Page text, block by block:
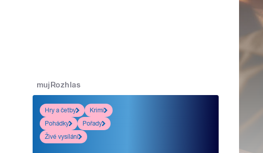
mujRozhlas
Hry a četby
Krimi
Pohádky
Pořady
Živé vysílání